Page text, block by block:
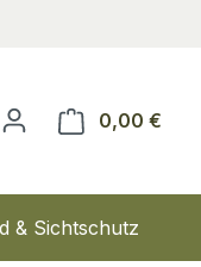
0,00 €
& Sichtschutz